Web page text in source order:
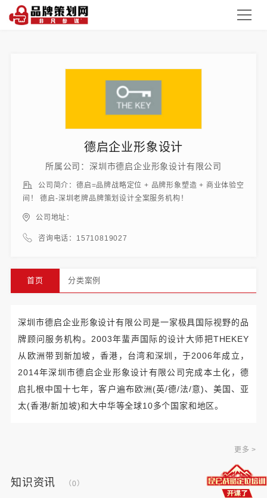
德启企业形象设计
所属公司：深圳市德启企业形象设计有限公司
公司简介：德启=品牌战略定位 + 品牌形象塑造 + 商业体验空
间！ 德启-深圳老牌品牌策划设计全案服务机构！
公司地址：
咨询电话：15710819027
首页 分类案例
深圳市德启企业形象设计有限公司是一家极具国际视野的品
牌顾问服务机构。2003年蜚声国际的设计大师把THEKEY
从欧洲带到新加坡，香港，台湾和深圳，于2006年成立，
2014年深圳市德启企业形象设计有限公司完成本土化，德
启扎根中国十七年，客户遍布欧洲(英/德/法/意)、美国、亚
太(香港/新加坡)和大中华等全球10多个国家和地区。
更多 >
知识资讯 （0） 更多 >